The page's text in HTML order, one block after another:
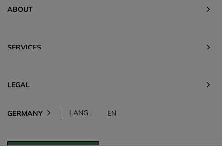
ABOUT
SERVICES
LEGAL
GERMANY LANG : EN